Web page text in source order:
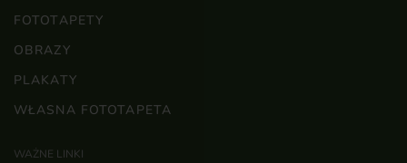
FOTOTAPETY
OBRAZY
PLAKATY
WŁASNA FOTOTAPETA
WAŻNE LINKI